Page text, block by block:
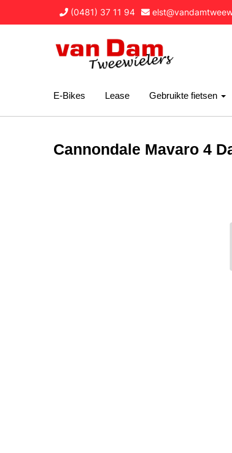
(0481) 37 11 94
E-Bikes Lease Gebruikte fietsen
Cannondale Mavaro 4